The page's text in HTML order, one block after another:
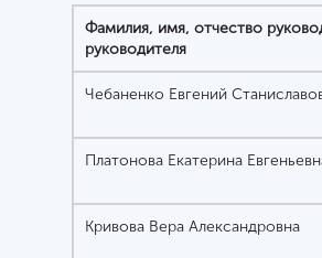
Фамилия, имя, отчество
руководителя
Чебаненко Евгений
Платонова Екатерина
Кривова Вера Александровна